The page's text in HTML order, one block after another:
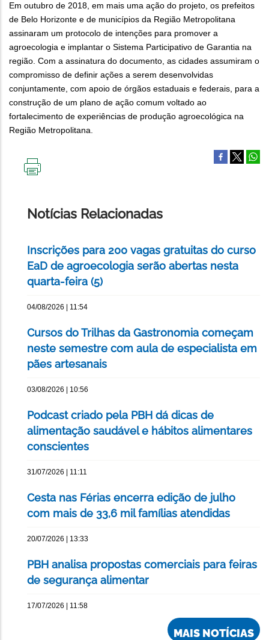
Em outubro de 2018, em mais uma ação do projeto, os prefeitos
de Belo Horizonte e de municípios da Região Metropolitana
assinaram um protocolo de intenções para promover a
agroecologia e implantar o Sistema Participativo de Garantia na
região. Com a assinatura do documento, as cidades assumiram o
compromisso de definir ações a serem desenvolvidas
conjuntamente, com apoio de órgãos estaduais e federais, para a
construção de um plano de ação comum voltado ao
fortalecimento de experiências de produção agroecológica na
Região Metropolitana.
Notícias Relacionadas
Inscrições para 200 vagas gratuitas do curso
EaD de agroecologia serão abertas nesta
quarta-feira (5)
04/08/2026 | 11:54
Cursos do Trilhas da Gastronomia começam
neste semestre com aula de especialista em
pães artesanais
03/08/2026 | 10:56
Podcast criado pela PBH dá dicas de
alimentação saudável e hábitos alimentares
conscientes
31/07/2026 | 11:11
Cesta nas Férias encerra edição de julho
com mais de 33,6 mil famílias atendidas
20/07/2026 | 13:33
PBH analisa propostas comerciais para feiras
de segurança alimentar
17/07/2026 | 11:58
MAIS NOTÍCIAS